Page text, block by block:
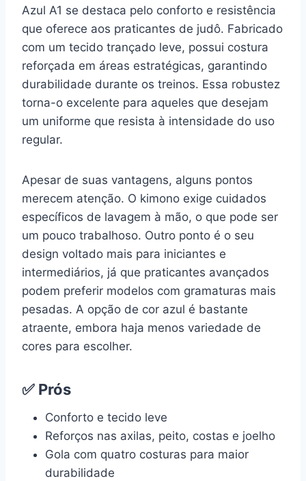
Azul A1 se destaca pelo conforto e resistência
que oferece aos praticantes de judô. Fabricado
com um tecido trançado leve, possui costura
reforçada em áreas estratégicas, garantindo
durabilidade durante os treinos. Essa robustez
torna-o excelente para aqueles que desejam
um uniforme que resista à intensidade do uso
regular.
Apesar de suas vantagens, alguns pontos
merecem atenção. O kimono exige cuidados
específicos de lavagem à mão, o que pode ser
um pouco trabalhoso. Outro ponto é o seu
design voltado mais para iniciantes e
intermediários, já que praticantes avançados
podem preferir modelos com gramaturas mais
pesadas. A opção de cor azul é bastante
atraente, embora haja menos variedade de
cores para escolher.
✅ Prós
Conforto e tecido leve
Reforços nas axilas, peito, costas e joelho
Gola com quatro costuras para maior
durabilidade